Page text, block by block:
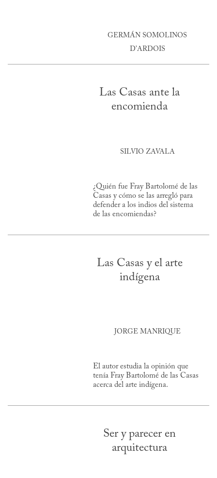
GERMÁN SOMOLINOS
D’ARDOIS
Las Casas ante la
encomienda
SILVIO ZAVALA
¿Quién fue Fray Bartolomé de las
Casas y cómo se las arregló para
defender a los indios del sistema
de las encomiendas?
Las Casas y el arte
indígena
JORGE MANRIQUE
El autor estudia la opinión que
tenía Fray Bartolomé de las Casas
acerca del arte indígena.
Ser y parecer en
arquitectura